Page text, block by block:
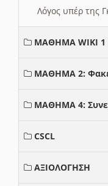
Λόγος υπέρ της
ΜΑΘΗΜΑ WIKI 1
ΜΑΘΗΜΑ 2:
ΜΑΘΗΜΑ 4:
CSCL
ΑΞΙΟΛΟΓΗΣΗ